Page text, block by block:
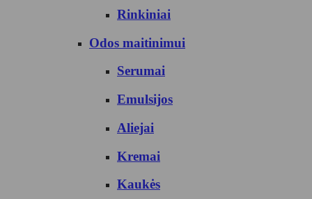
Rinkiniai
Odos maitinimui
Serumai
Emulsijos
Aliejai
Kremai
Kaukės